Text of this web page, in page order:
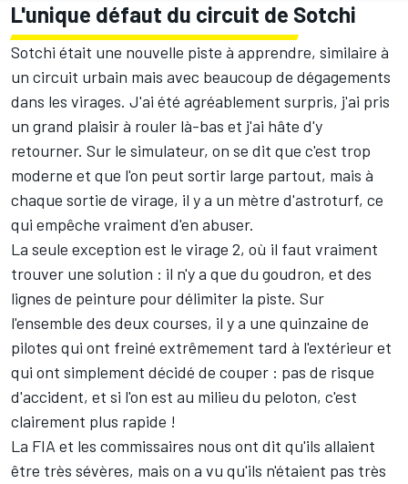
L'unique défaut du circuit de Sotchi
Sotchi était une nouvelle piste à apprendre, similaire à
un circuit urbain mais avec beaucoup de dégagements
dans les virages. J'ai été agréablement surpris, j'ai pris
un grand plaisir à rouler là-bas et j'ai hâte d'y
retourner. Sur le simulateur, on se dit que c'est trop
moderne et que l'on peut sortir large partout, mais à
chaque sortie de virage, il y a un mètre d'astroturf, ce
qui empêche vraiment d'en abuser.
La seule exception est le virage 2, où il faut vraiment
trouver une solution : il n'y a que du goudron, et des
lignes de peinture pour délimiter la piste. Sur
l'ensemble des deux courses, il y a une quinzaine de
pilotes qui ont freiné extrêmement tard à l'extérieur et
qui ont simplement décidé de couper : pas de risque
d'accident, et si l'on est au milieu du peloton, c'est
clairement plus rapide !
La FIA et les commissaires nous ont dit qu'ils allaient
être très sévères, mais on a vu qu'ils n'étaient pas très